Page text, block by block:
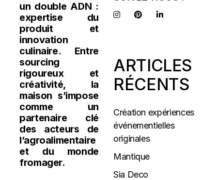
un double ADN :
expertise du
produit et
innovation
culinaire. Entre
sourcing
rigoureux et
créativité, la
maison s’impose
comme un
partenaire clé
des acteurs de
l’agroalimentaire
et du monde
fromager.
ARTICLES
RÉCENTS
Création expériences
événementielles
originales
Mantique
Sia Deco